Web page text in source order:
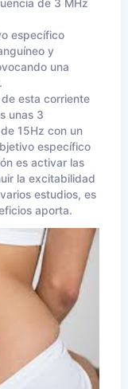
de 3 MHz
específico
y
una
esta corriente
unas 3
15Hz con un
específico
es activar las
la excitabilidad
estudios, es
aporta.